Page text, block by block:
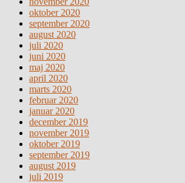
oktober 2020
september 2020
august 2020
juli 2020
juni 2020
maj 2020
april 2020
marts 2020
februar 2020
januar 2020
december 2019
november 2019
oktober 2019
september 2019
august 2019
juli 2019